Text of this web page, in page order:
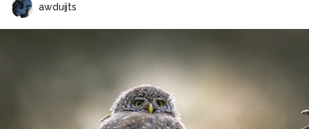
awduijts